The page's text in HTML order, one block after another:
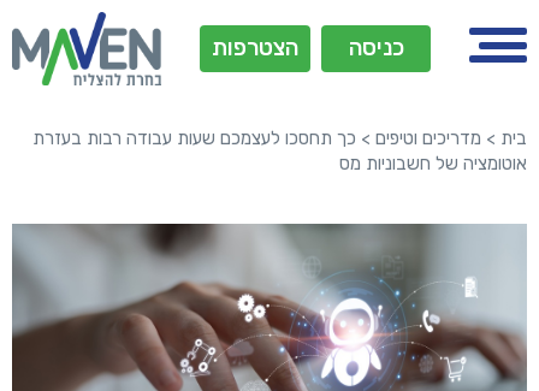
כניסה הצטרפות
בית > מדריכים וטיפים> כך תחסכו לעצמכם שעות עבודה רבות בעזרת
אוטומציה של חשבוניות מס